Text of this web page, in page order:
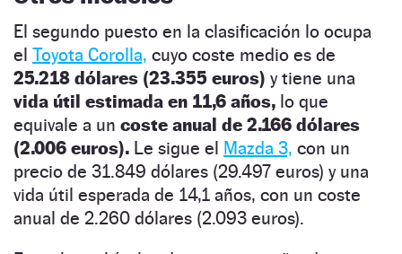
El segundo puesto en la clasificación lo ocupa
el Toyota Corolla, cuyo coste medio es de
25.218 dólares (23.355 euros) y tiene una
vida útil estimada en 11,6 años, lo que
equivale a un coste anual de 2.166 dólares
(2.006 euros). Le sigue el Mazda 3, con un
precio de 31.849 dólares (29.497 euros) y una
vida útil esperada de 14,1 años, con un coste
anual de 2.260 dólares (2.093 euros).